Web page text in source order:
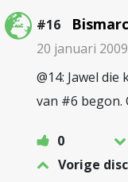
#16
20 januari
@14: Jawel
van #6 begon.
0
Vorige